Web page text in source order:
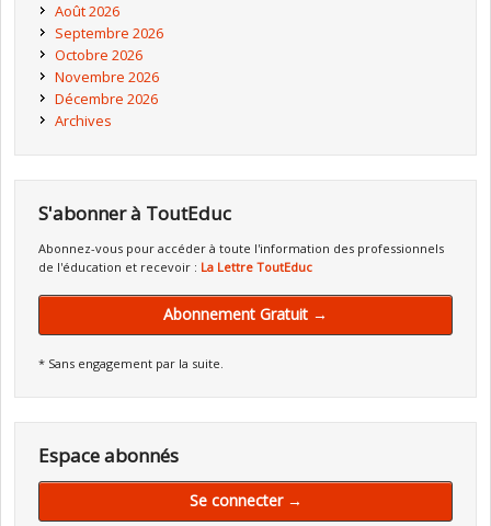
Août 2026
Septembre 2026
Octobre 2026
Novembre 2026
Décembre 2026
Archives
S'abonner à ToutEduc
Abonnez-vous pour accéder à toute l'information des professionnels
de l'éducation et recevoir : La Lettre ToutEduc
Abonnement Gratuit →
* Sans engagement par la suite.
Espace abonnés
Se connecter →